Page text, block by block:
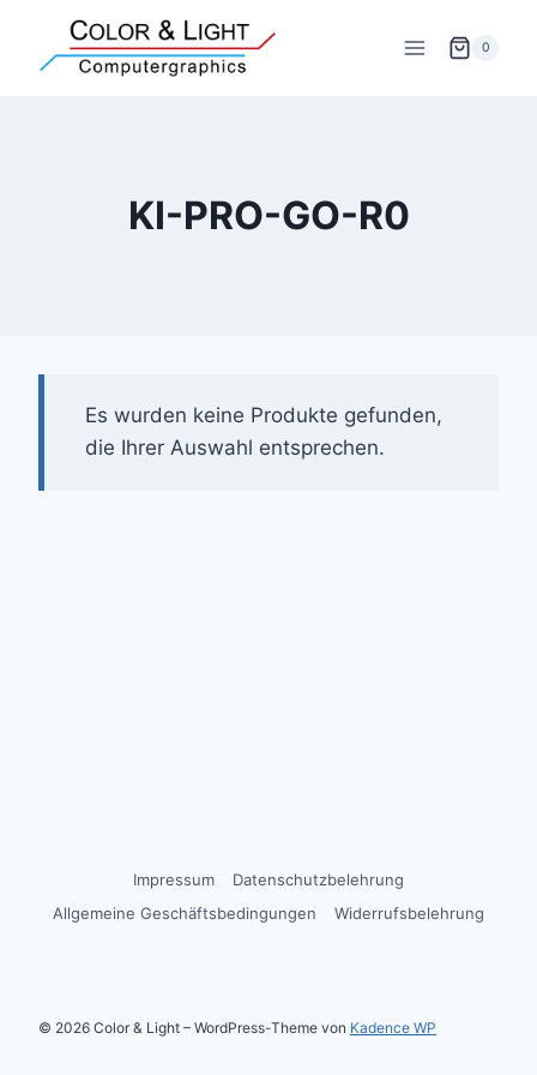
springen
0
KI-PRO-GO-R0
Es wurden keine Produkte gefunden,
die Ihrer Auswahl entsprechen.
Impressum
Datenschutzbelehrung
Allgemeine Geschäftsbedingungen
Widerrufsbelehrung
© 2026 Color & Light – WordPress-Theme von Kadence WP